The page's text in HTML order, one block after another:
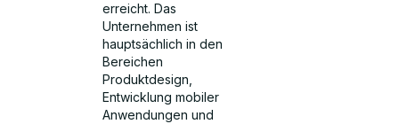
erreicht. Das
Unternehmen ist
hauptsächlich in den
Bereichen
Produktdesign,
Entwicklung mobiler
Anwendungen und